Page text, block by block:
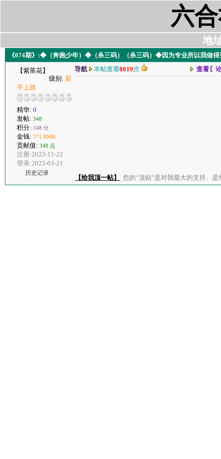
六
地
《074期》:◆（奔跑少年）◆（杀三码）（杀三码）◆因为专业所以我做
【紫茶花】
级别: 新
手上路
精华: 0
发帖: 348
积分: 348 分
金钱: 371 RMB
贡献值: 348 点
注册:2023-11-22
登录:2025-03-21
历史记录
导航 本帖查看8019次 查看〖
【给我顶一帖】 您的“顶贴”是对我最大的支持、